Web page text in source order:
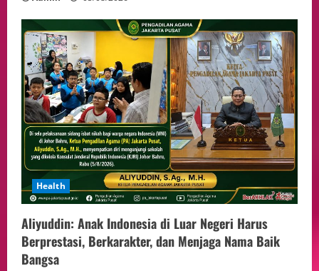
Health
Aliyuddin: Anak Indonesia di Luar Negeri Harus
Berprestasi, Berkarakter, dan Menjaga Nama Baik
Bangsa